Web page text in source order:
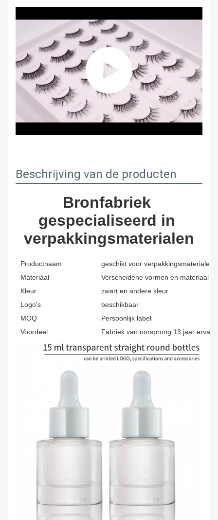
Beschrijving van de producten
Bronfabriek
gespecialiseerd in
verpakkingsmaterialen
Productnaam
geschikt voor verpakkingsmaterialen
Materiaal
Verscheidene vormen en materiaal
Kleur
zwart en andere kleur
Logo's
beschikbaar
MOQ
Persoonlijk label
Voordeel
Fabriek van oorsprong 13 jaar